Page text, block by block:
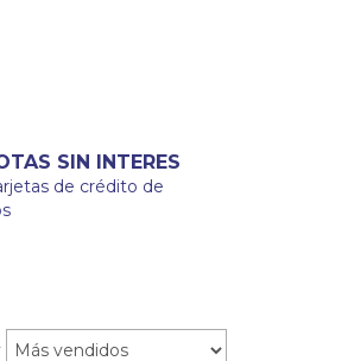
SIN INTERES
de crédito de